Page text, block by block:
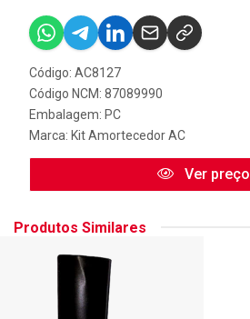
Código: AC8127
Código NCM: 87089990
Embalagem: PC
Marca: Kit Amortecedor AC
Ver preço
Produtos Similares